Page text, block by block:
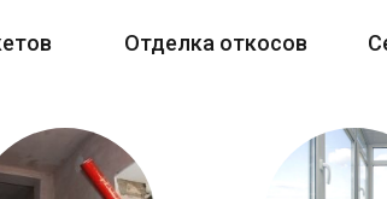
Отделка откосов